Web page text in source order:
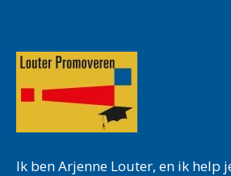
Ik ben Arjenne Louter, en ik help